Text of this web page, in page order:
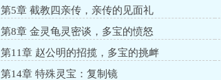
第5章 截教四亲传，亲传的见面礼
第8章 金灵龟灵密谈，多宝的愤怒
第11章 赵公明的招揽，多宝的挑衅
第14章 特殊灵宝：复制镜